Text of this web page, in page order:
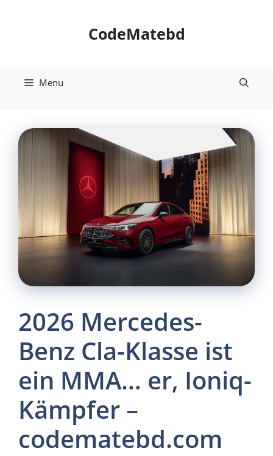
CodeMatebd
Menu
2026 Mercedes-
Benz Cla-Klasse ist
ein MMA… er, Ioniq-
Kämpfer –
codematebd.com